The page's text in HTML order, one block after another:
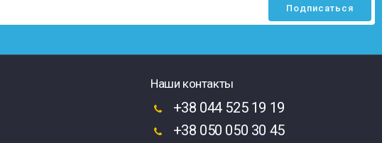
Наши контакты
+38 044 525 19 19
+38 050 050 30 45